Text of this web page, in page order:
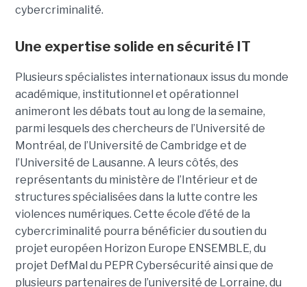
cybercriminalité.
Une expertise solide en sécurité IT
Plusieurs spécialistes internationaux issus du monde
académique, institutionnel et opérationnel
animeront les débats tout au long de la semaine,
parmi lesquels des chercheurs de l’Université de
Montréal, de l’Université de Cambridge et de
l’Université de Lausanne. A leurs côtés, des
représentants du ministère de l’Intérieur et de
structures spécialisées dans la lutte contre les
violences numériques. Cette école d’été de la
cybercriminalité pourra bénéficier du soutien du
projet européen Horizon Europe ENSEMBLE, du
projet DefMal du PEPR Cybersécurité ainsi que de
plusieurs partenaires de l’université de Lorraine, du